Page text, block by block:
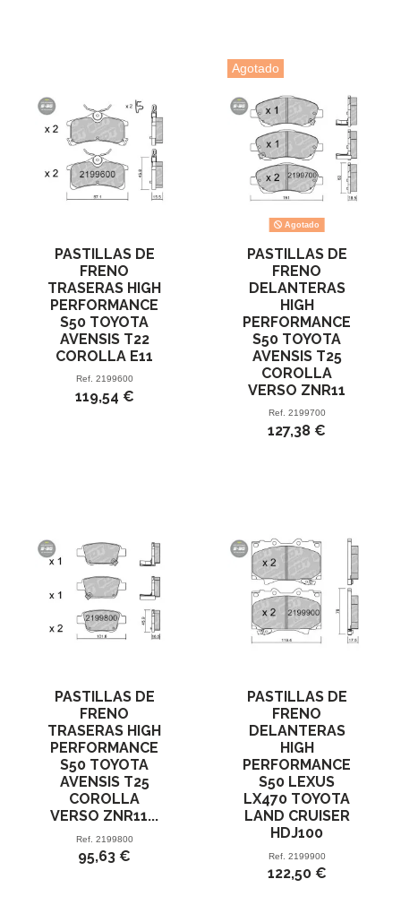
PASTILLAS DE
FRENO
TRASERAS HIGH
PERFORMANCE
S50 TOYOTA
AVENSIS T22
COROLLA E11
Ref. 2199600
119,54 €
Agotado
Agotado
PASTILLAS DE
FRENO
DELANTERAS
HIGH
PERFORMANCE
S50 TOYOTA
AVENSIS T25
COROLLA
VERSO ZNR11
Ref. 2199700
127,38 €
PASTILLAS DE
FRENO
TRASERAS HIGH
PERFORMANCE
S50 TOYOTA
AVENSIS T25
COROLLA
VERSO ZNR11...
Ref. 2199800
95,63 €
PASTILLAS DE
FRENO
DELANTERAS
HIGH
PERFORMANCE
S50 LEXUS
LX470 TOYOTA
LAND CRUISER
HDJ100
Ref. 2199900
122,50 €